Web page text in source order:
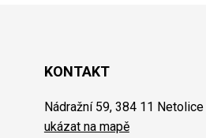
KONTAKT
Nádražní 59, 384 11 Netolice
ukázat na mapě